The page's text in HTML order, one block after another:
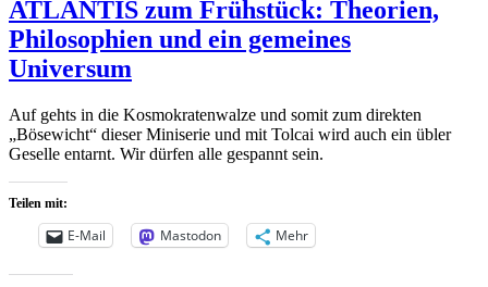
ATLANTIS zum Frühstück: Theorien,
Philosophien und ein gemeines
Universum
Auf gehts in die Kosmokratenwalze und somit zum direkten
„Bösewicht“ dieser Miniserie und mit Tolcai wird auch ein übler
Geselle entarnt. Wir dürfen alle gespannt sein.
Teilen mit:
E-Mail Mastodon Mehr